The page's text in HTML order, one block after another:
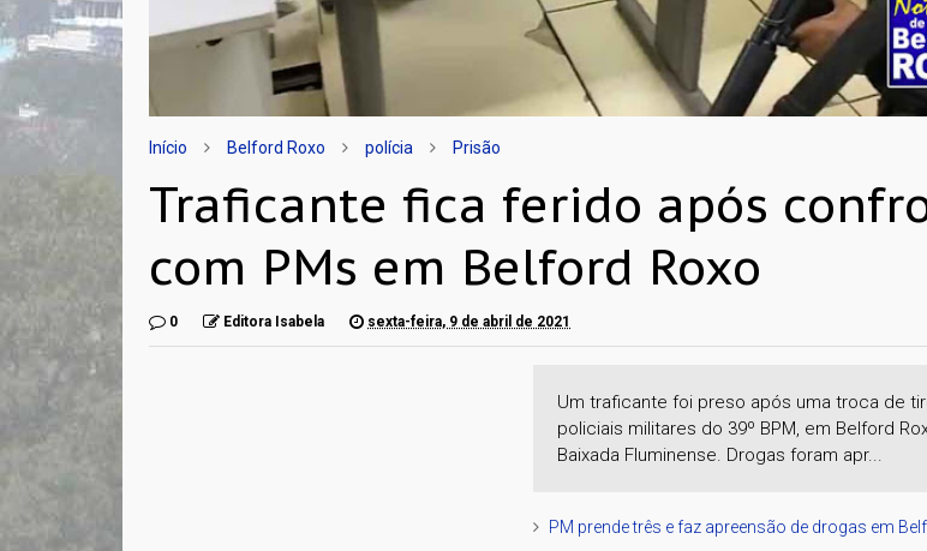
Início Belford Roxo polícia Prisão
Traficante fica ferido após
com PMs em Belford Roxo
0 Editora Isabela sexta-feira, 9 de abril de 2021
Um traficante foi preso após uma troca de
policiais militares do 39º BPM, em Belford
Baixada Fluminense. Drogas foram apr...
PM prende três e faz apreensão de drogas em